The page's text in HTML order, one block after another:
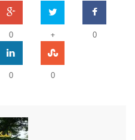
0
+
0
0
0